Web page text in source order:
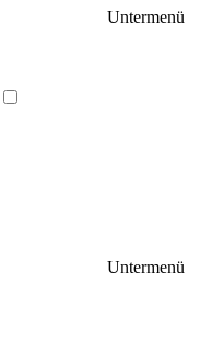
Untermenü
Untermenü